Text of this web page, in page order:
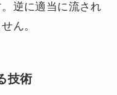
逆に適当に流され
ん。
技術